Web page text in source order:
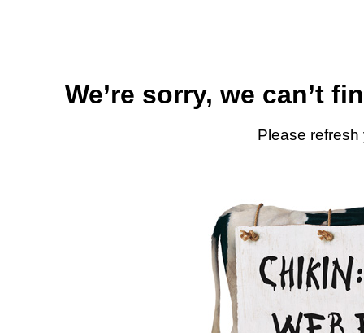
We’re sorry, we can’t
Please refresh